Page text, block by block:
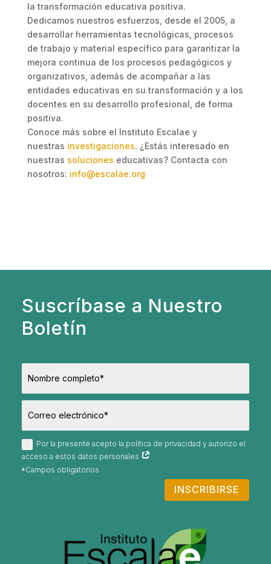
la transformación educativa positiva.
Dedicamos nuestros esfuerzos, desde el 2005, a
desarrollar herramientas tecnológicas, procesos
de trabajo y material específico para garantizar la
mejora continua de los procesos pedagógicos y
organizativos, además de acompañar a las
entidades educativas en su transformación y a los
docentes en su desarrollo profesional, de forma
positiva.
Conoce más sobre el Instituto Escalae y
nuestras investigaciones. ¿Estás interesado en
nuestras soluciones educativas? Contacta con
nosotros: info@escalae.org
Suscríbase a Nuestro
Boletín
Por la presente acepto la política de privacidad y autorizo el
acceso a estos datos personales
INSCRIBIRSE